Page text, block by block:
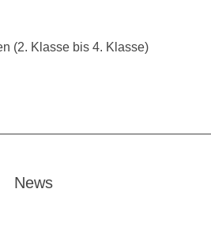
(2. Klasse bis 4. Klasse)
News